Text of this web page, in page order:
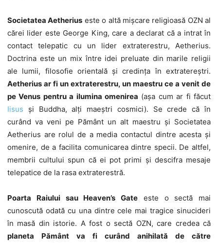
Societatea Aetherius este o altă mișcare religioasă OZN al
cărei lider este George King, care a declarat că a intrat în
contact telepatic cu un lider extraterestru, Aetherius.
Doctrina este un mix între idei preluate din marile religii
ale lumii, filosofie orientală și credința în extratereștri.
Aetherius ar fi un extraterestru, un maestru ce a venit de
pe Venus pentru a ilumina omenirea (așa cum ar fi făcut
Iisus și Buddha, alți maeștri cosmici). Se crede că în
curând va veni pe Pământ un alt maestru și Societatea
Aetherius are rolul de a media contactul dintre acesta și
omenire, de a facilita comunicarea dintre specii. De altfel,
membrii cultului spun că ei pot primi și descifra mesaje
telepatice de la rasa extraterestră.
Poarta Raiului sau Heaven’s Gate este o sectă mai
cunoscută odată cu una dintre cele mai tragice sinucideri
în masă din istorie. A fost o sectă OZN, care credea că
planeta Pământ va fi curând anihilată de către